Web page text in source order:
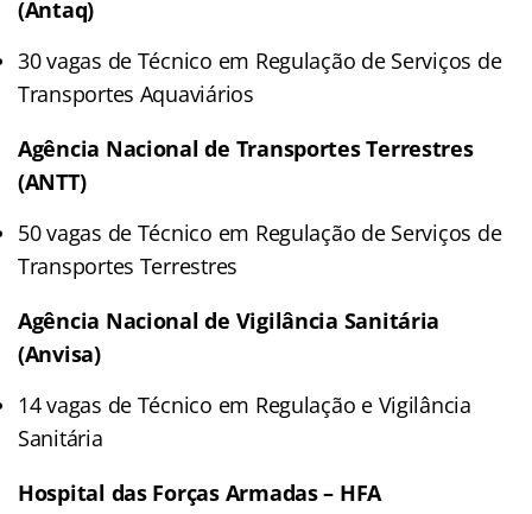
(Antaq)
30 vagas de Técnico em Regulação de Serviços de
Transportes Aquaviários
Agência Nacional de Transportes Terrestres
(ANTT)
50 vagas de Técnico em Regulação de Serviços de
Transportes Terrestres
Agência Nacional de Vigilância Sanitária
(Anvisa)
14 vagas de Técnico em Regulação e Vigilância
Sanitária
Hospital das Forças Armadas – HFA